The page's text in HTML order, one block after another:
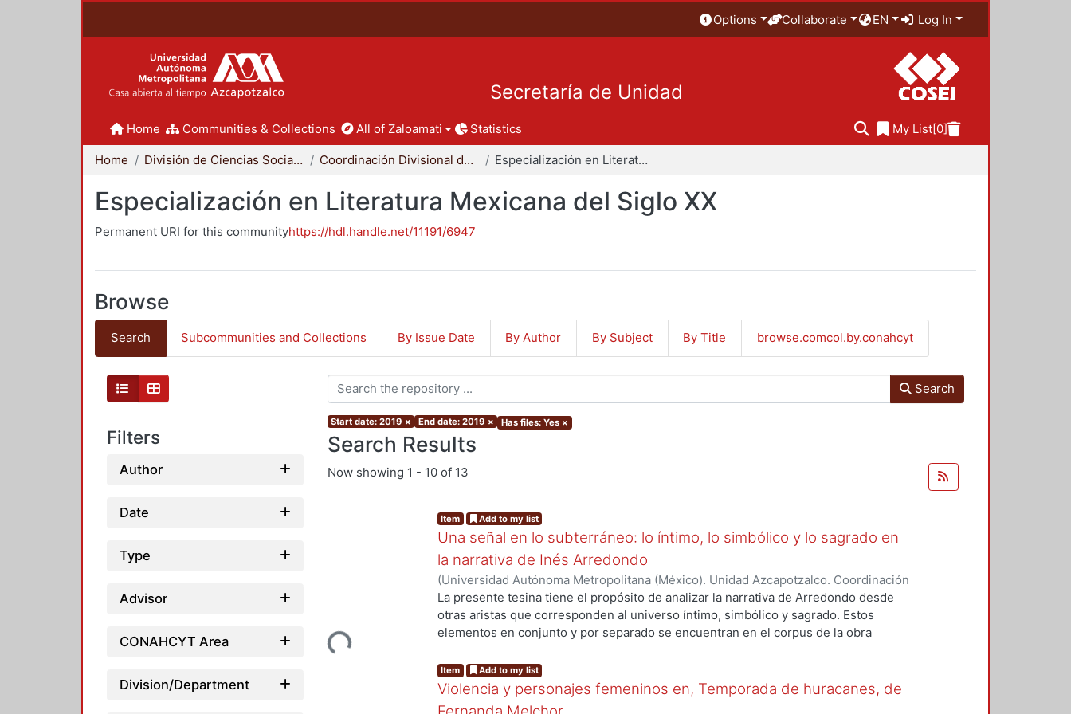
Options Collaborate EN Log In
Secretaría de Unidad
Home Communities & Collections All of Zaloamati Statistics My List[0]
Home División de Ciencias Sociales y Humanidades Coordinación Divisional de Posgrado Especialización en Literatura Mexicana del Siglo XX
Especialización en Literatura Mexicana del Siglo XX
Permanent URI for this communityhttps://hdl.handle.net/11191/6947
Browse
Search Subcommunities and Collections By Issue Date By Author By Subject By Title browse.comcol.by.conahcyt
Filters
Author
Date
Type
Advisor
CONAHCYT Area
Division/Department
Search
Start date: 2019 × End date: 2019 × Has files: Yes ×
Search Results
Now showing 1 - 10 of 13
Loading...
Item Add to my list
Una señal en lo subterráneo: lo íntimo, lo simbólico y lo sagrado en
la narrativa de Inés Arredondo
(Universidad Autónoma Metropolitana (México). Unidad Azcapotzalco. Coordinación
de Servicios de Información.,2019-11)Chávez, Raquel
La presente tesina tiene el propósito de analizar la narrativa de Arredondo desde
otras aristas que corresponden al universo íntimo, simbólico y sagrado. Estos
elementos en conjunto y por separado se encuentran en el corpus de la obra
cuentos principalmente: “La sunamita” y “La señal. En ambos se hayan presentes
cuestionamientos sobre la intimidad y la pertenencia del cuerpo; el símbolo como
constructor de significados; y la inserción en un universo sagrado regido por la
Item Add to my list
Violencia y personajes femeninos en, Temporada de huracanes, de